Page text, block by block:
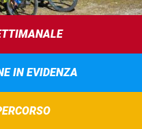
IN EVIDENZA